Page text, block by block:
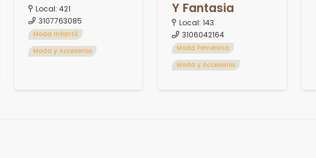
Local: 421
3107763085
Moda Infantil
Moda y Accesorios
Y Fantasia
Local:143
3106042164
Moda Femenina
Moda y Accesorios